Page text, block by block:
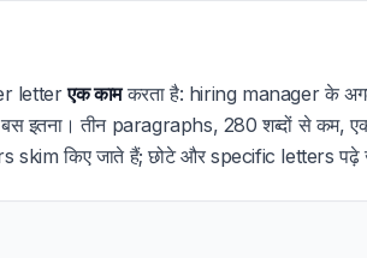
letterएक कामकरता है: hiring manager के
इतना। तीन paragraphs, 280 शब्दों से कम,
skim किए जाते हैं; छोटे और specific letters पढ़े